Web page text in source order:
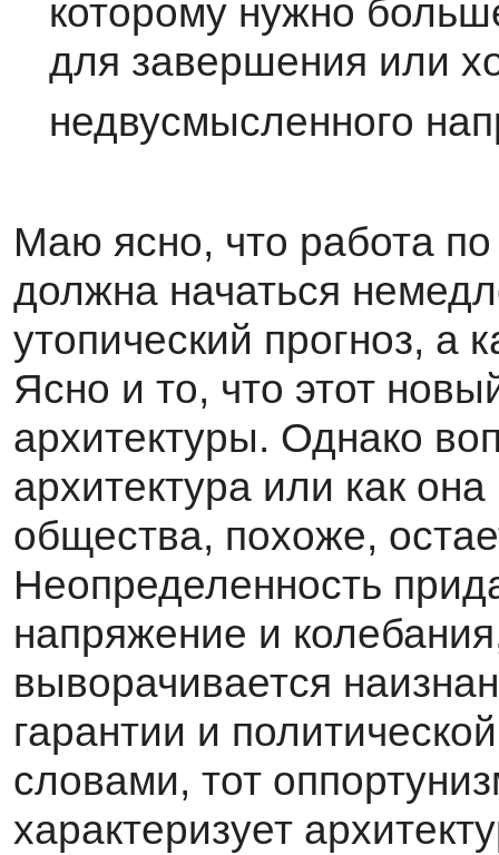
которому нужно
для заверше­ния или
недвусмысленного
Маю ясно, что работа по
должна начаться
утопический прогноз, а
Ясно и то, что этот
архитектуры. Однако
архитектура или как
общества, похоже,
Неопределенность
напряжение и
выворачивается
гарантии и
словами, тот
характе­ризует